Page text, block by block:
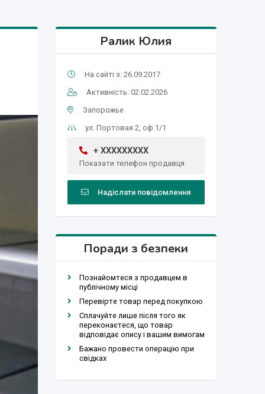
Ралик Юлия
На сайті з: 26.09.2017
Активність: 02.02.2026
Запорожье
ул. Портовая 2, оф 1/1
+ XXXXXXXXX
Показати телефон продавця
Надіслати повідомлення
Поради з безпеки
Познайомтеся з продавцем в
публічному місці
Перевірте товар перед покупкою
Сплачуйте лише після того як
переконаєтеся, що товар
відповідає опису і вашим вимогам
Бажано провести операцію при
свідках